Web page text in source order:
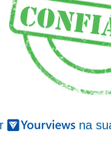
na